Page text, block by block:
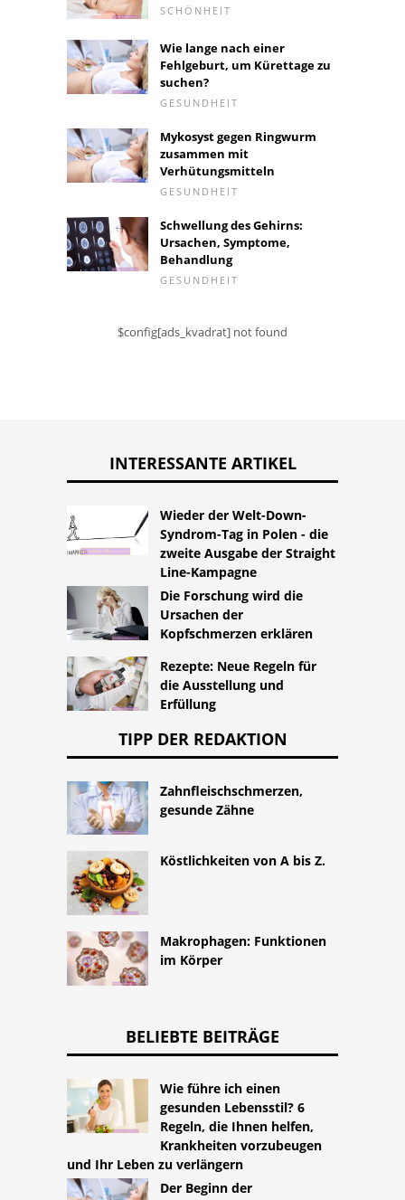
SCHÖNHEIT
Wie lange nach einer
Fehlgeburt, um Kürettage zu
suchen?
GESUNDHEIT
Mykosyst gegen Ringwurm
zusammen mit
Verhütungsmitteln
GESUNDHEIT
Schwellung des Gehirns:
Ursachen, Symptome,
Behandlung
GESUNDHEIT
$config[ads_kvadrat] not found
INTERESSANTE ARTIKEL
Wieder der Welt-Down-
Syndrom-Tag in Polen - die
zweite Ausgabe der Straight
Line-Kampagne
Die Forschung wird die
Ursachen der
Kopfschmerzen erklären
Rezepte: Neue Regeln für
die Ausstellung und
Erfüllung
TIPP DER REDAKTION
Zahnfleischschmerzen,
gesunde Zähne
Köstlichkeiten von A bis Z.
Makrophagen: Funktionen
im Körper
BELIEBTE BEITRÄGE
Wie führe ich einen
gesunden Lebensstil? 6
Regeln, die Ihnen helfen,
Krankheiten vorzubeugen
und Ihr Leben zu verlängern
Der Beginn der